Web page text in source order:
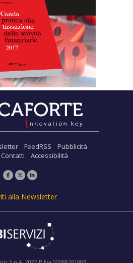
FeedRSS
Pubblicità
Contatti Accessibilità
alla Newsletter